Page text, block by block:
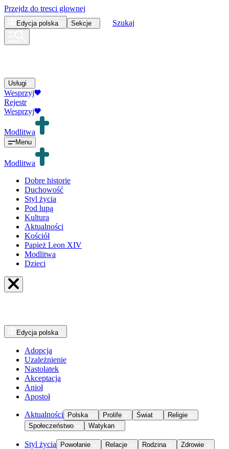
Przejdz do tresci glownej
Edycja polska Sekcje Szukaj
Usługi
Wesprzyj
Rejestr
Wesprzyj
Modlitwa
Menu
Modlitwa
Dobre historie
Duchowość
Styl życia
Pod lupą
Kultura
Aktualności
Kościół
Papież Leon XIV
Modlitwa
Dzieci
Edycja polska
Adopcja
Uzależnienie
Nastolatek
Akceptacja
Anioł
Apostoł
Aktualności Polska Prolife Świat
Religie
Społeczeństwo
Watykan
Styl życia Powołanie Relacje Rodzina
Zdrowie